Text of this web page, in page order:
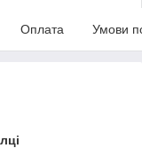
Оплата Умови